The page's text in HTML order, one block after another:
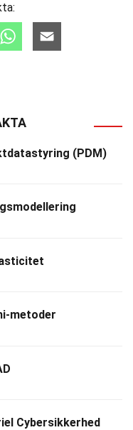
(PDM)
metoder
Cybersikkerhed